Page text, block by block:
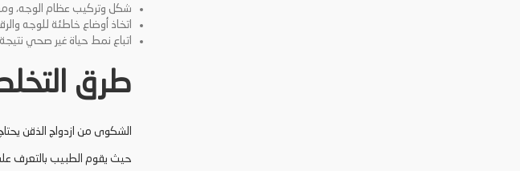
شكل وتركيب عظام الوجه،
اتخاذ أوضاع خاطئة للوجه
اتباع نمط حياة غير صحي
طرق
الشكوى من ازدواج الذقن
حيث يقوم الطبيب بالتعرف